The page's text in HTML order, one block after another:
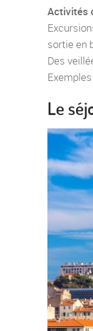
Activités
sortie en
Des
Le